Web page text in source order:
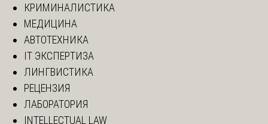
КРИМИНАЛИСТИКА
МЕДИЦИНА
АВТОТЕХНИКА
IT ЭКСПЕРТИЗА
ЛИНГВИСТИКА
РЕЦЕНЗИЯ
ЛАБОРАТОРИЯ
INTELLECTUAL LAW